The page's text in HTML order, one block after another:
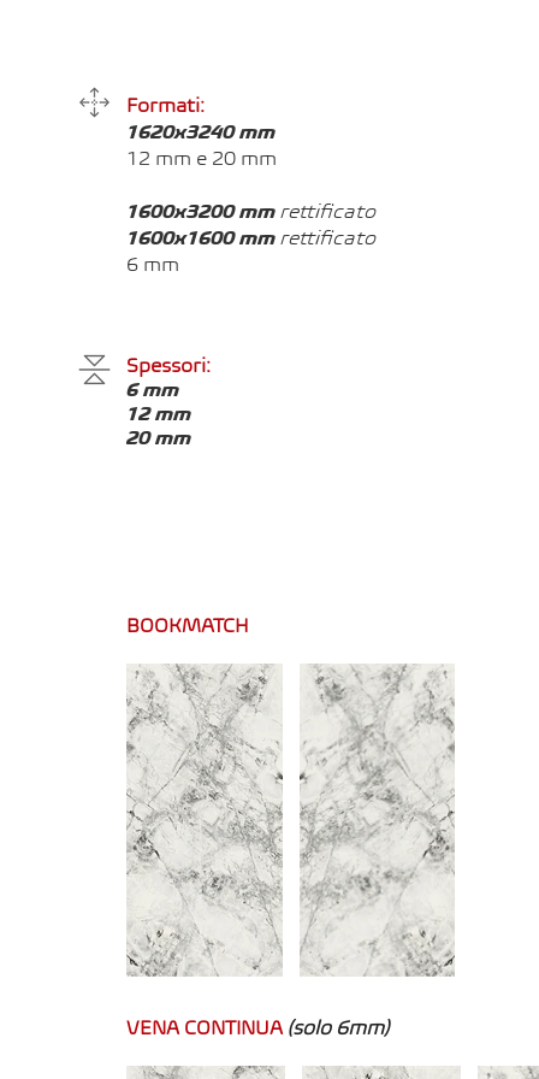
Formati:
1620x3240 mm
12 mm e 20 mm
1600x3200 mm rettificato
1600x1600 mm rettificato
6 mm
Spessori:
6 mm
12 mm
20 mm
BOOKMATCH
VENA CONTINUA (solo 6mm)